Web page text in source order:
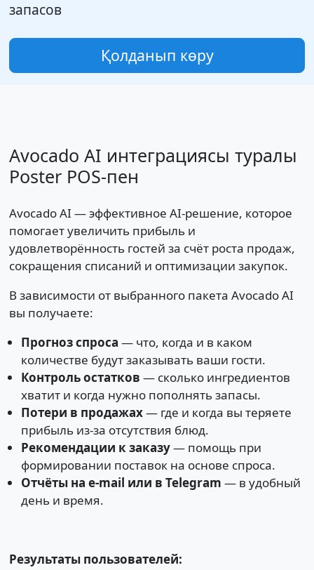
запасов
Қолданып көру
Avocado AI интеграциясы туралы
Poster POS-пен
Avocado AI — эффективное AI-решение, которое
помогает увеличить прибыль и
удовлетворённость гостей за счёт роста продаж,
сокращения списаний и оптимизации закупок.
В зависимости от выбранного пакета Avocado AI
вы получаете:
Прогноз спроса — что, когда и в каком
количестве будут заказывать ваши гости.
Контроль остатков — сколько ингредиентов
хватит и когда нужно пополнять запасы.
Потери в продажах— где и когда вы теряете
прибыль из-за отсутствия блюд.
Рекомендации к заказу— помощь при
формировании поставок на основе спроса.
Отчёты на e-mail или в Telegram — в удобный
день и время.
Результаты пользователей: